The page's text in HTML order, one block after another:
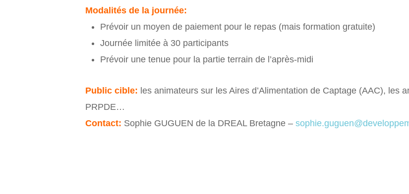
Modalités de la journée:
Prévoir un moyen de paiement pour le repas (mais formation gratuite)
Journée limitée à 30 participants
Prévoir une tenue pour la partie terrain de l’après-midi
Pub lic cib le: les animateurs sur les Aires d’Alimentation de Captage (AAC), les
PRPDE…
Contact: Sophie GUGUEN de la DREAL Bretagne –